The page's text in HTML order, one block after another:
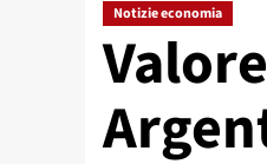
Notizie economia